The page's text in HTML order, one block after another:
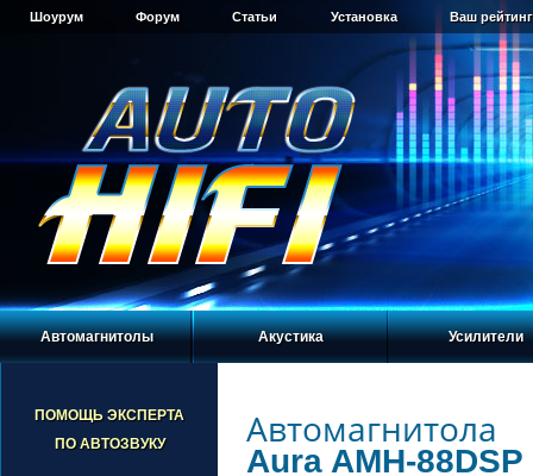
Шоурум Форум Статьи Установка Ваш
Автомагнитолы Акустика Усилители
ПОМОЩЬ ЭКСПЕРТА
ПО АВТОЗВУКУ
Автомагнитола
Aura AMH-88DSP